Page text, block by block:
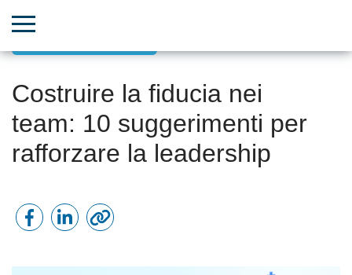
Costruire la fiducia nei
team: 10 suggerimenti per
rafforzare la leadership